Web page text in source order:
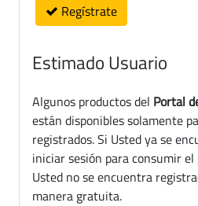
Regístrate
Estimado Usuario
Algunos productos del Portal
están disponibles solamente
registrados. Si Usted ya se
iniciar sesión para consumir
Usted no se encuentra
manera gratuita.